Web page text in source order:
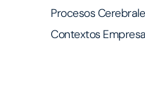
Procesos
Contextos